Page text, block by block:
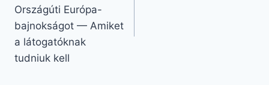
Országúti Európa-
bajnokságot — Amiket
a látogatóknak
tudniuk kell